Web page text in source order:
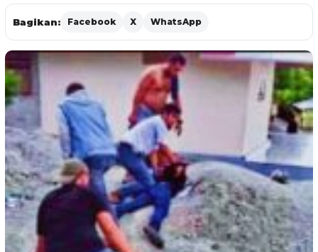
Bagikan: Facebook X WhatsApp